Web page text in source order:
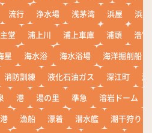
流行 浄水場 浅茅湾 浜屋
浜
堂 浦上川 浦上車庫 浦頭
浩宮
星 海水浴 海水浴場
海洋掘削船
消防訓練 液化石油ガス 深江町
淵
港 湯の里 準急 溶岩ドーム
漁船 漂着 潜水艦
潮干狩り